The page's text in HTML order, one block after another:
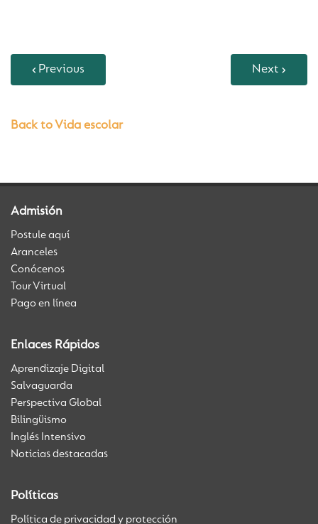
Previous Next
Back to Vida escolar
Admisión
Postule aquí
Aranceles
Conócenos
Tour Virtual
Pago en línea
Enlaces Rápidos
Aprendizaje Digital
Salvaguarda
Perspectiva Global
Bilingüismo
Inglés Intensivo
Noticias destacadas
Políticas
Política de privacidad y protección